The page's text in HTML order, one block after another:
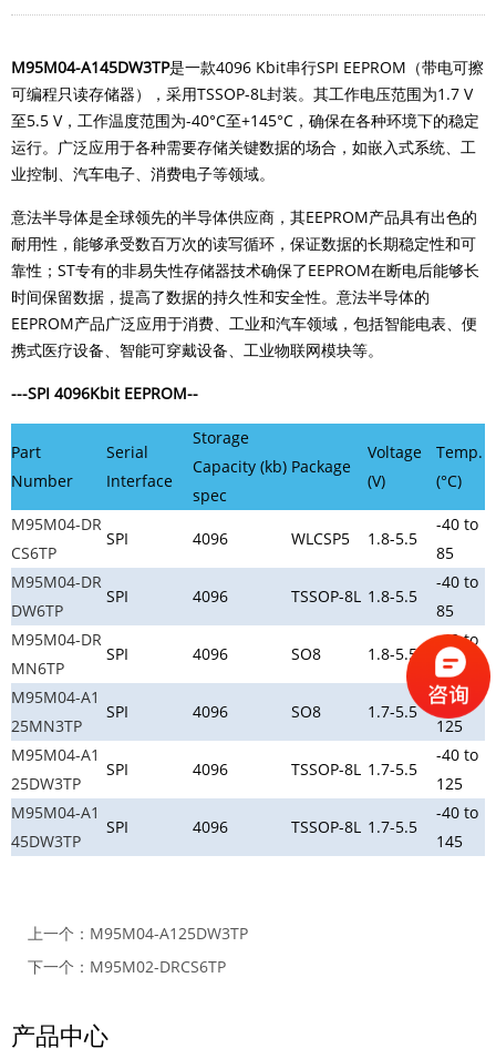
M95M04-A145DW3TP是一款4096 Kbit串行SPI EEPROM（带电可擦
可编程只读存储器），采用TSSOP-8L封装。 其工作电压范围为1.7 V
至5.5 V，工作温度范围为-40°C至+145°C，确保在各种环境下的稳定
运行。 广泛应用于各种需要存储关键数据的场合，如嵌入式系统、工
业控制、汽车电子、消费电子等领域。
意法半导体是全球领先的半导体供应商，其EEPROM产品具有出色的
耐用性，能够承受数百万次的读写循环，保证数据的长期稳定性和可
靠性；ST专有的非易失性存储器技术确保了EEPROM在断电后能够长
时间保留数据，提高了数据的持久性和安全性。意法半导体的
EEPROM产品广泛应用于消费、工业和汽车领域，包括智能电表、便
携式医疗设备、智能可穿戴设备、工业物联网模块等。
---SPI 4096Kbit EEPROM--
Part
Number
Serial
Interface
Storage
Capacity (kb)
spec
Package
Voltage
(V)
Temp.
(°C)
M95M04-DR
CS6TP
SPI 4096 WLCSP5 1.8-5.5
-40 to
85
M95M04-DR
DW6TP
SPI 4096 TSSOP-8L 1.8-5.5
-40 to
85
M95M04-DR
MN6TP
SPI 4096 SO8 1.8-5.5
-40 to
85
M95M04-A1
25MN3TP
SPI 4096 SO8 1.7-5.5
-40 to
125
M95M04-A1
25DW3TP
SPI 4096 TSSOP-8L 1.7-5.5
-40 to
125
M95M04-A1
45DW3TP
SPI 4096 TSSOP-8L 1.7-5.5
-40 to
145
上一个： M95M04-A125DW3TP
下一个： M95M02-DRCS6TP
产品中心